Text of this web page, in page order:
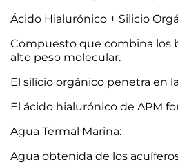
Ácido Hialurónico + Silicio
Compuesto que combina los
alto peso molecular.
El silicio orgánico penetra en
El ácido hialurónico de APM
Agua Termal Marina:
Agua obtenida de los